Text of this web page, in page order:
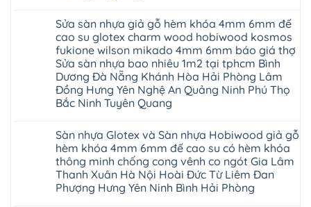
bình
luận
ở
Sàn
gỗ
AURUM
Floor
Báo
giá
Sàn
Floor
nhập
khẩu
Malaysia
RUM
14
AI
Sửa sàn nhựa giả gỗ hèm khóa 4mm 6mm đế
cao su glotex charm wood hobiwood kosmos
fukione wilson mikado 4mm 6mm báo giá thợ
Sửa sàn nhựa bao nhiêu 1m2 tại tphcm Bình
Dương Đà Nẵng Khánh Hòa Hải Phòng Lâm
Đồng Hưng Yên Nghệ An Quảng Ninh Phú Thọ
Bắc Ninh Tuyên Quang
bình
luận
ở
Sửa
sàn
nhựa
giả
Sàn nhựa Glotex và Sàn nhựa Hobiwood giả gỗ
hèm khóa 4mm 6mm đế cao su có hèm khóa
thông minh chống cong vênh co ngót Gia Lâm
Thanh Xuân Hà Nội Hoài Đức Từ Liêm Đan
Phượng Hưng Yên Ninh Bình Hải Phòng